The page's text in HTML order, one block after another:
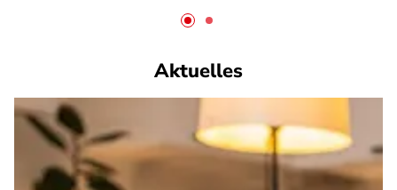
Aktuelles